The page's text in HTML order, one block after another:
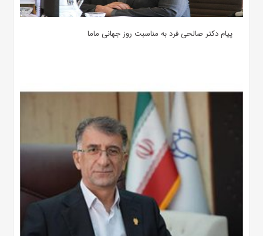
پیام دکتر صالحی فرد به مناسبت روز جهانی ماما